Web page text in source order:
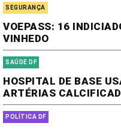
SEGURANÇA
VOEPASS: 16
VINHEDO
SAÚDE DF
HOSPITAL DE BASE
ARTÉRIAS
POLÍTICA DF